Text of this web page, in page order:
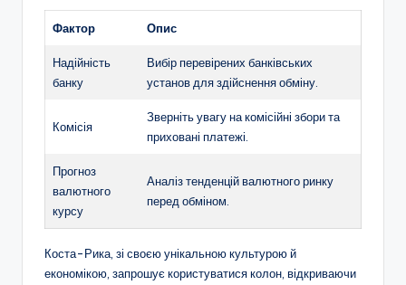
Фактор Опис
Надійність
банку
Вибір перевірених банківських
установ для здійснення обміну.
Комісія
Зверніть увагу на комісійні збори та
приховані платежі.
Прогноз
валютного
курсу
Аналіз тенденцій валютного ринку
перед обміном.
Коста-Рика, зі своєю унікальною культурою й
економікою, запрошує користуватися колон, відкриваючи